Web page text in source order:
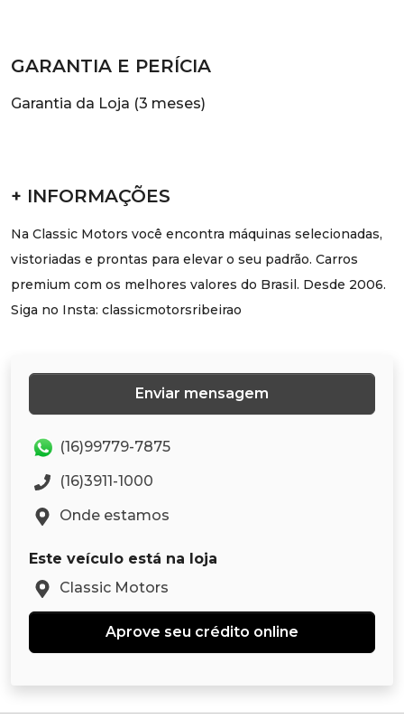
GARANTIA E PERÍCIA
Garantia da Loja (3 meses)
+ INFORMAÇÕES
Na Classic Motors você encontra máquinas selecionadas,
vistoriadas e prontas para elevar o seu padrão. Carros
premium com os melhores valores do Brasil. Desde 2006.
Siga no Insta: classicmotorsribeirao
Enviar mensagem
(16)99779-7875
(16)3911-1000
Onde estamos
Este veículo está na loja
Classic Motors
Aprove seu crédito online